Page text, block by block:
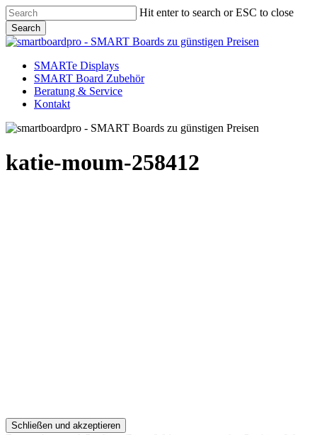
Skip
to
main
content
Hit enter to search or ESC to close
Search
Close
Menu
SMARTe Displays
SMART Board Zubehör
Beratung & Service
Kontakt
katie-moum-258412